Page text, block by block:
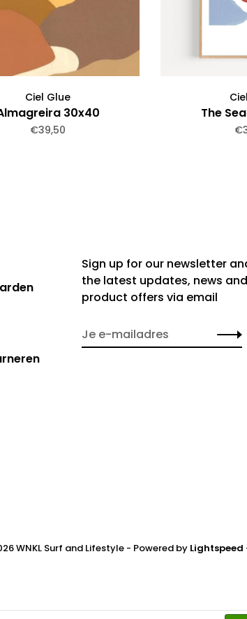
Ciel Glue
30x40
€39,50
The
Sign up for our newsletter
the latest updates, news and
product offers via email
WNKL Surf and Lifestyle - Powered by Lightspeed